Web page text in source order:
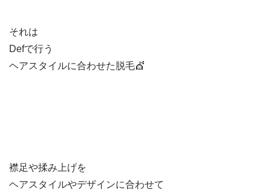
それは
Defで行う
ヘアスタイルに合わせた脱毛💇
襟足や揉み上げを
ヘアスタイルやデザインに合わせて